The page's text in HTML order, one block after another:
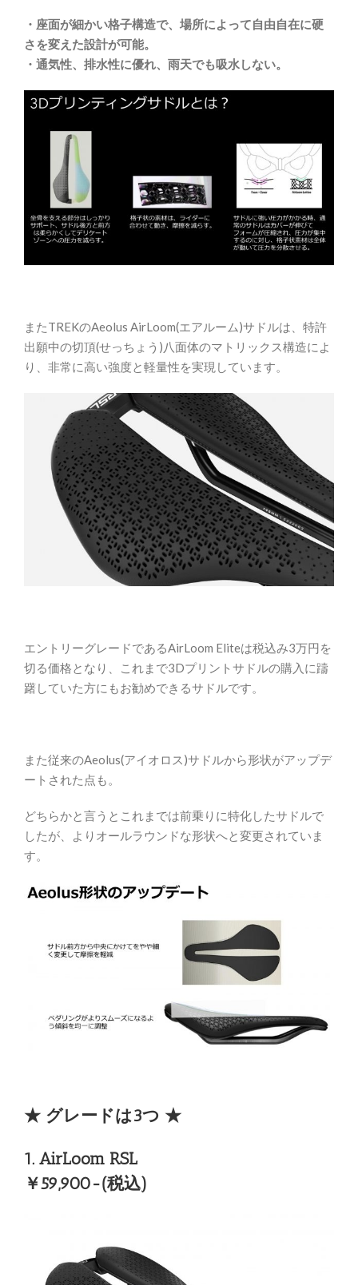
・座面が細かい格子構造で、場所によって自由自在に硬
さを変えた設計が可能。
・通気性、排水性に優れ、雨天でも吸水しない。
またTREKのAeolus AirLoom(エアルーム)サドルは、特許
出願中の切頂(せっちょう)八面体のマトリックス構造によ
り、非常に高い強度と軽量性を実現しています。
エントリーグレードであるAirLoom Eliteは税込み3万円を
切る価格となり、これまで3Dプリントサドルの購入に躊
躇していた方にもお勧めできるサドルです。
また従来のAeolus(アイオロス)サドルから形状がアップデ
ートされた点も。
どちらかと言うとこれまでは前乗りに特化したサドルで
したが、よりオールラウンドな形状へと変更されていま
す。
★ グレードは3つ ★
1. AirLoom RSL
￥59,900-(税込)